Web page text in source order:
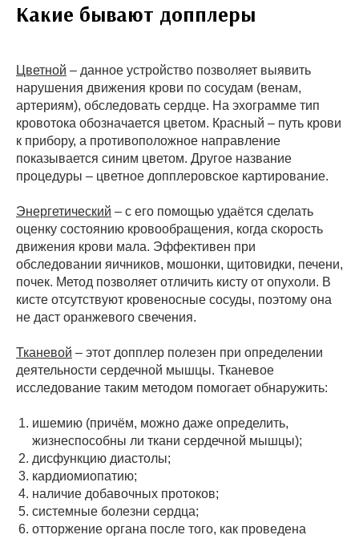
Какие бывают допплеры
Цветной – данное устройство позволяет выявить
нарушения движения крови по сосудам (венам,
артериям), обследовать сердце. На эхограмме тип
кровотока обозначается цветом. Красный – путь крови
к прибору, а противоположное направление
показывается синим цветом. Другое название
процедуры – цветное допплеровское картирование.
Энергетический – с его помощью удаётся сделать
оценку состоянию кровообращения, когда скорость
движения крови мала. Эффективен при
обследовании яичников, мошонки, щитовидки, печени,
почек. Метод позволяет отличить кисту от опухоли. В
кисте отсутствуют кровеносные сосуды, поэтому она
не даст оранжевого свечения.
Тканевой – этот допплер полезен при определении
деятельности сердечной мышцы. Тканевое
исследование таким методом помогает обнаружить:
ишемию (причём, можно даже определить,
жизнеспособны ли ткани сердечной мышцы);
дисфункцию диастолы;
кардиомиопатию;
наличие добавочных протоков;
системные болезни сердца;
отторжение органа после того, как проведена